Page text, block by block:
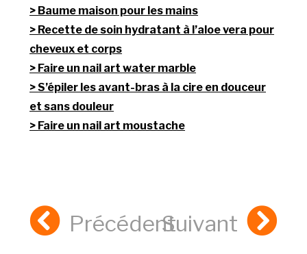
Baume maison pour les mains
Recette de soin hydratant à l’aloe vera pour
cheveux et corps
Faire un nail art water marble
S’épiler les avant-bras à la cire en douceur
et sans douleur
Faire un nail art moustache
PrécédentSuivant